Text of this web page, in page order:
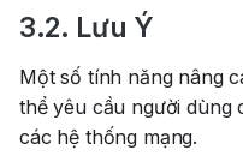
3.2. Lưu Ý
Một số tính năng nâng
thể yêu cầu người dùng
các hệ thống mạng.